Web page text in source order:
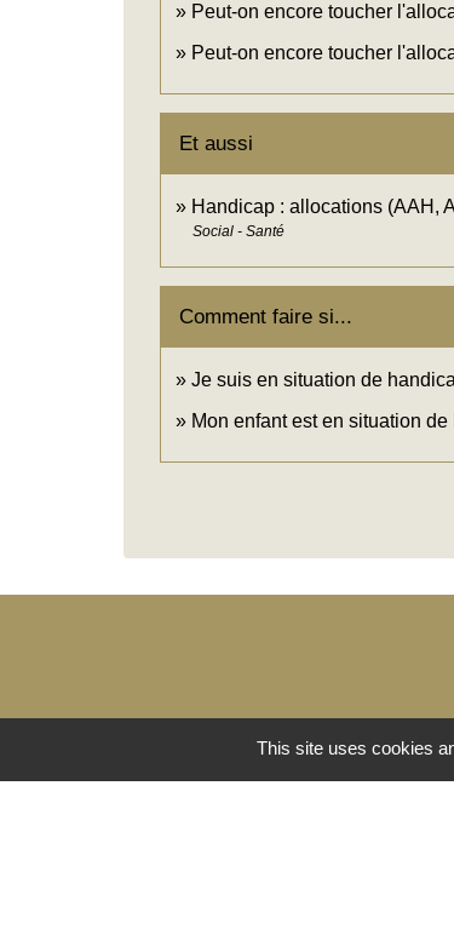
Peut-on encore toucher
Peut-on encore toucher
Et aussi
Handicap : allocations (AAH,
Social - Santé
Comment faire si...
Je suis en situation de
Mon enfant est en situation
This site uses cookies